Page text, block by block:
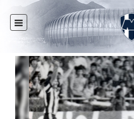
INICIO
NOTICIAS
CLUB
MULTIMEDIA
RAYADOS